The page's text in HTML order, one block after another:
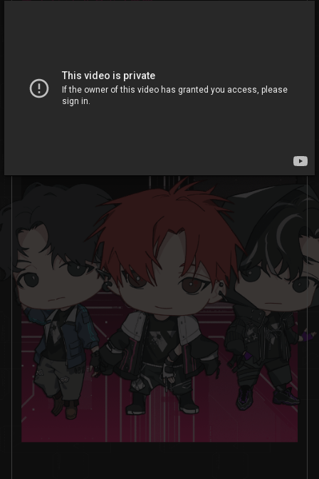
バーチャルを超えて、ファンの日常に寄り添うような
な eスポーツ の楽しみ方をお届けします